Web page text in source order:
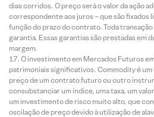
dias corridos. O preço será o valor da ação
correspondente aos juros – que são fixados
função do prazo do contrato. Toda
garantia. Essas garantias são prestadas em
margem.
O investimento em Mercados Futuros
patrimoniais significativos. Commodity é
preço de um contrato futuro ou outro
consubstanciar um índice, uma taxa, um
um investimento de risco muito alto, que
oscilação de preço devido à utilização de